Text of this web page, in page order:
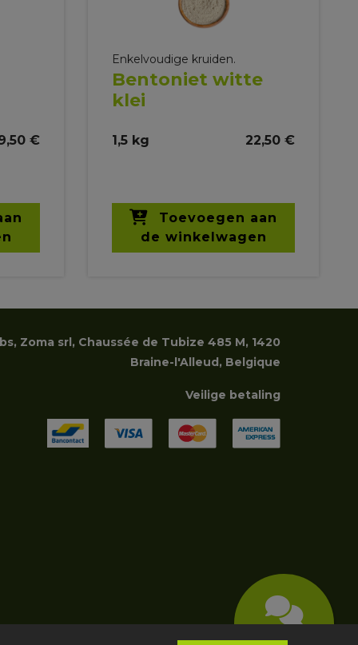
€
Enkelvoudige kruiden.
Bentoniet witte
klei
1,5 kg 22,50 €
Toevoegen aan
de winkelwagen
Zoma srl, Chaussée de Tubize 485 M, 1420
Braine-l'Alleud, Belgique
Veilige betaling